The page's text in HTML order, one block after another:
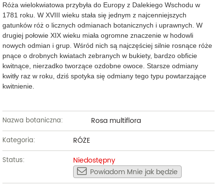
Róża wielokwiatowa przybyła do Europy z Dalekiego Wschodu w
1781 roku. W XVIII wieku stała się jednym z najcenniejszych
gatunków róż o licznych odmianach botanicznych i uprawnych. W
drugiej połowie XIX wieku miała ogromne znaczenie w hodowli
nowych odmian i grup. Wśród nich są najczęściej silnie rosnące róże
pnące o drobnych kwiatach zebranych w bukiety, bardzo obficie
kwitnące, nierzadko tworzące ozdobne owoce. Starsze odmiany
kwitły raz w roku, dziś spotyka się odmiany tego typu powtarzające
kwitnienie.
Nazwa botaniczna: Rosa multiflora
Kategoria: RÓŻE
Status:
Niedostępny
Powiadom Mnie jak będzie